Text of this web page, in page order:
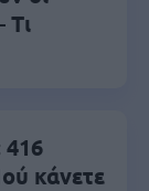
Τι
κάνετε